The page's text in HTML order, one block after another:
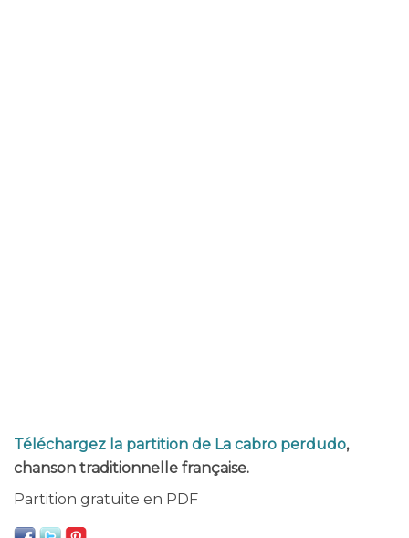
Téléchargez la partition de La cabro perdudo,
chanson traditionnelle française.
Partition gratuite en PDF